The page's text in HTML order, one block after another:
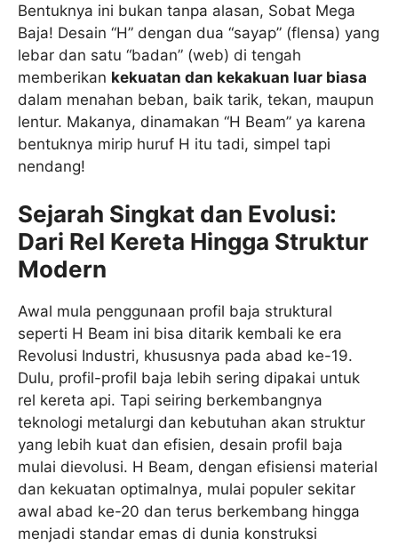
Bentuknya ini bukan tanpa alasan, Sobat Mega
Baja! Desain “H” dengan dua “sayap” (flensa) yang
lebar dan satu “badan” (web) di tengah
memberikan kekuatan dan kekakuan luar biasa
dalam menahan beban, baik tarik, tekan, maupun
lentur. Makanya, dinamakan “H Beam” ya karena
bentuknya mirip huruf H itu tadi, simpel tapi
nendang!
Sejarah Singkat dan Evolusi:
Dari Rel Kereta Hingga Struktur
Modern
Awal mula penggunaan profil baja struktural
seperti H Beam ini bisa ditarik kembali ke era
Revolusi Industri, khususnya pada abad ke-19.
Dulu, profil-profil baja lebih sering dipakai untuk
rel kereta api. Tapi seiring berkembangnya
teknologi metalurgi dan kebutuhan akan struktur
yang lebih kuat dan efisien, desain profil baja
mulai dievolusi. H Beam, dengan efisiensi material
dan kekuatan optimalnya, mulai populer sekitar
awal abad ke-20 dan terus berkembang hingga
menjadi standar emas di dunia konstruksi